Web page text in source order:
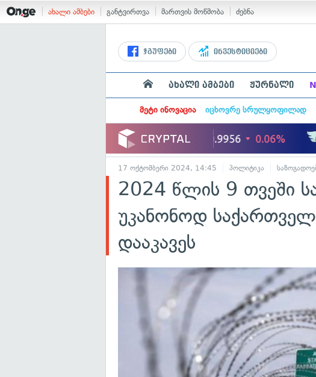
ახალი ამბები განტვირთვა მართვის მოწმობა ძებნა
ჯგუფები ინვესტიციები
ახალი ამბები ჟურნალი
მეტი ინოვაცია იცხოვრე სრულყოფილად
17 ოქტომბერი 2024, 14:45 პოლიტიკა
2024 წლის 9 თვეში
უკანონოდ
დააკავეს